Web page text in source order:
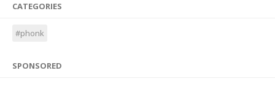
CATEGORIES
#phonk
SPONSORED